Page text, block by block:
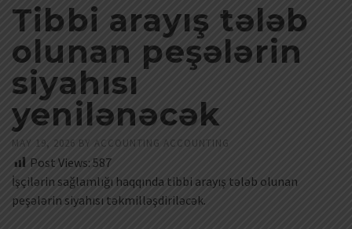
Tibbi arayış tələb
olunan peşələrin
siyahısı
yenilənəcək
MAY 19, 2026 BY ACCOUNTING ACCOUNTING
Post Views: 587
İşçilərin sağlamlığı haqqında tibbi arayış tələb olunan
peşələrin siyahısı təkmilləşdiriləcək.